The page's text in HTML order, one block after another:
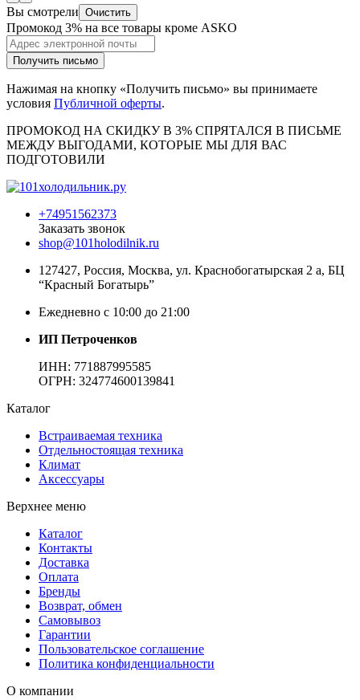
Вы смотрели Очистить
Промокод 3% на все товары кроме ASKO
Получить письмо
Нажимая на кнопку «Получить письмо» вы принимаете
условия Публичной оферты.
ПРОМОКОД НА СКИДКУ В 3% СПРЯТАЛСЯ В ПИCЬМЕ
МЕЖДУ ВЫГОДАМИ, КОТОРЫЕ МЫ ДЛЯ ВАС
ПОДГОТОВИЛИ
+74951562373
Заказать звонок
shop@101holodilnik.ru
127427, Россия, Москва, ул. Краснобогатырская 2 а, БЦ
“Красный Богатырь”
Ежедневно с 10:00 до 21:00
ИП Петроченков
ИНН: 771887995585
ОГРН: 324774600139841
Каталог
Встраиваемая техника
Отдельностоящая техника
Климат
Аксессуары
Верхнее меню
Каталог
Контакты
Доставка
Оплата
Бренды
Возврат, обмен
Самовывоз
Гарантии
Пользовательское соглашение
Политика конфиденциальности
О компании